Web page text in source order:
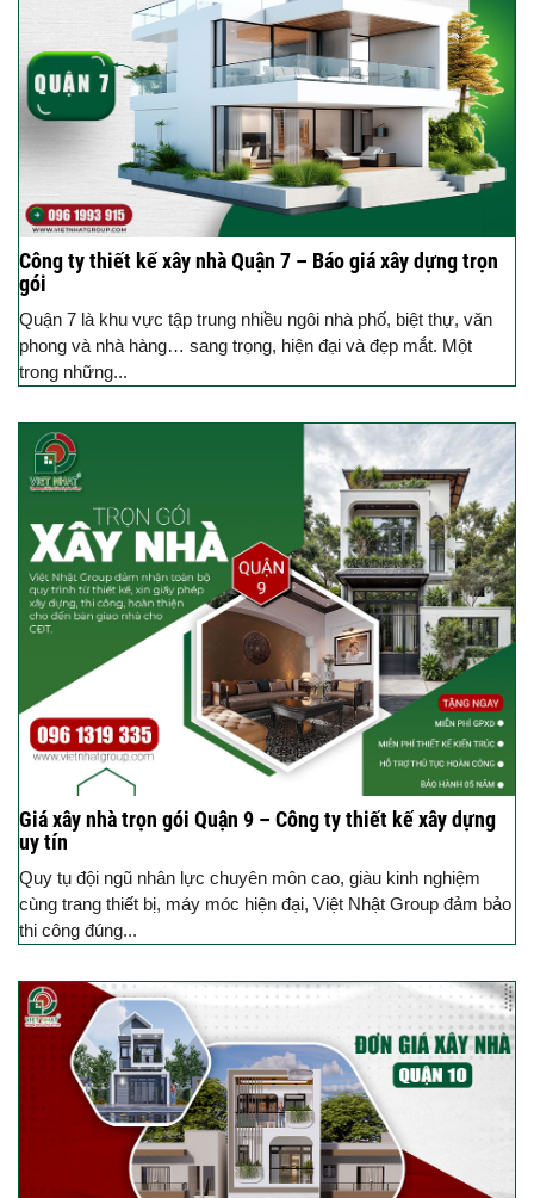
Công ty thiết kế xây nhà Quận 7 – Báo giá xây dựng trọn
gói
Quận 7 là khu vực tập trung nhiều ngôi nhà phố, biệt thự, văn
phong và nhà hàng… sang trọng, hiện đại và đẹp mắt. Một
trong những...
Giá xây nhà trọn gói Quận 9 – Công ty thiết kế xây dựng
uy tín
Quy tụ đội ngũ nhân lực chuyên môn cao, giàu kinh nghiệm
cùng trang thiết bị, máy móc hiện đại, Việt Nhật Group đảm bảo
thi công đúng...